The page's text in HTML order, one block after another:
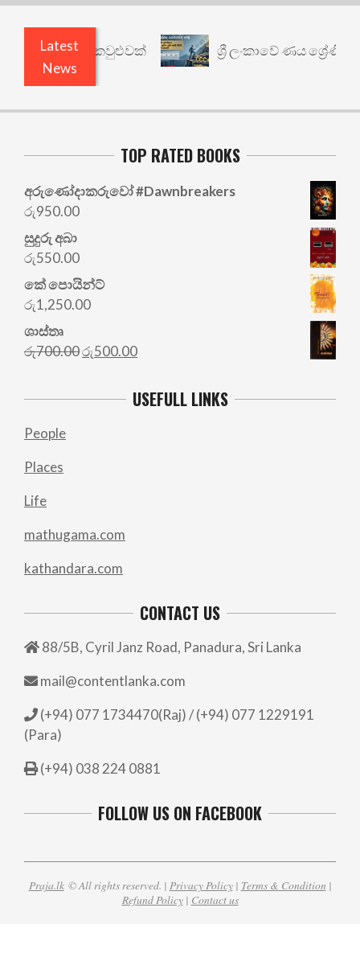
Latest
News
කවුළුවක් ශ්‍රී ලංකාවේ ණය ශ්‍රේණිගත කිරීම:
TOP RATED BOOKS
අරු‍ණෝදාකරුවෝ #Dawnbreakers
රු950.00
සුදුරු අබා
රු550.00
කේ පොයින්ට්
රු1,250.00
ශාස්තෘ
රු700.00Original
රු700.00.
රු500.00Current
is:
රු500.00.
USEFULL LINKS
People
Places
Life
mathugama.com
kathandara.com
CONTACT US
88/5B, Cyril Janz Road, Panadura, Sri Lanka
mail@contentlanka.com
(+94) 077 1734470(Raj) / (+94) 077 1229191
(Para)
(+94) 038 224 0881
FOLLOW US ON FACEBOOK
Praja.lk© All rights reserved. | Privacy Policy| Terms & Condition |
Refund Policy| Contact us